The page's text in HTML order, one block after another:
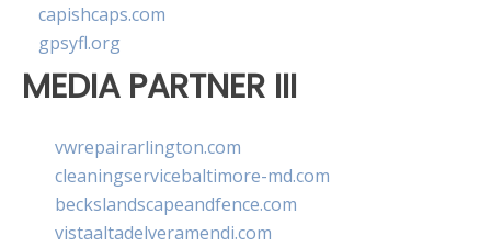
capishcaps.com
gpsyfl.org
MEDIA PARTNER III
vwrepairarlington.com
cleaningservicebaltimore-md.com
beckslandscapeandfence.com
vistaaltadelveramendi.com